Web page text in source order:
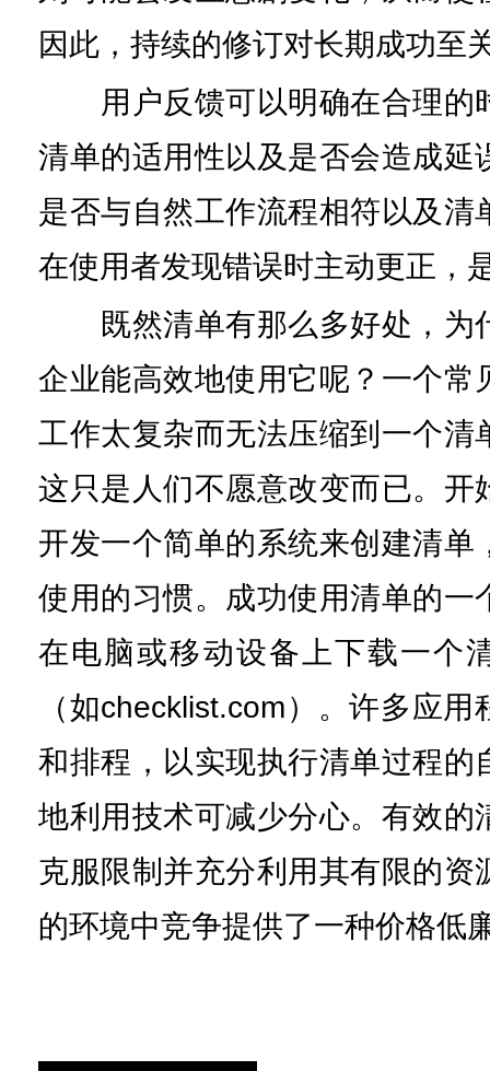
因此，持续的修订对长期成功至
用户反馈可以明确在合理的
清单的适用性以及是否会造成延
是否与自然工作流程相符以及清
在使用者发现错误时主动更正，
既然清单有那么多好处，为
企业能高效地使用它呢？一个常
工作太复杂而无法压缩到一个清
这只是人们不愿意改变而已。开
开发一个简单的系统来创建清单
使用的习惯。成功使用清单的一
在电脑或移动设备上下载一个
（如checklist.com）。许多应
和排程，以实现执行清单过程的
地利用技术可减少分心。有效的
克服限制并充分利用其有限的资
的环境中竞争提供了一种价格低